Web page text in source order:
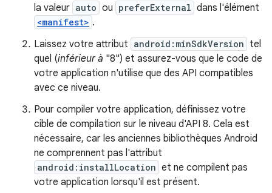
la valeur auto ou preferExternal dans l'élément
<manifest> .
Laissez votre attribut android:minSdkVersion tel
quel (inférieur à "8") et assurez-vous que le code de
votre application n'utilise que des API compatibles
avec ce niveau.
Pour compiler votre application, définissez votre
cible de compilation sur le niveau d'API 8. Cela est
nécessaire, car les anciennes bibliothèques Android
ne comprennent pas l'attribut
android:installLocation et ne compilent pas
votre application lorsqu'il est présent.